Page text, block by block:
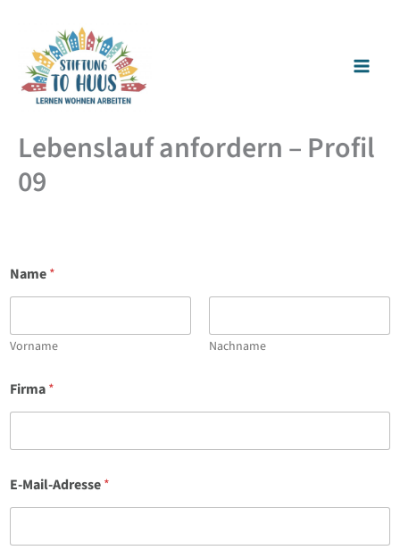
springen
Lebenslauf anfordern – Profil
09
Name*
Vorname Nachname
Firma*
i
r
a
E-Mail-Adresse*